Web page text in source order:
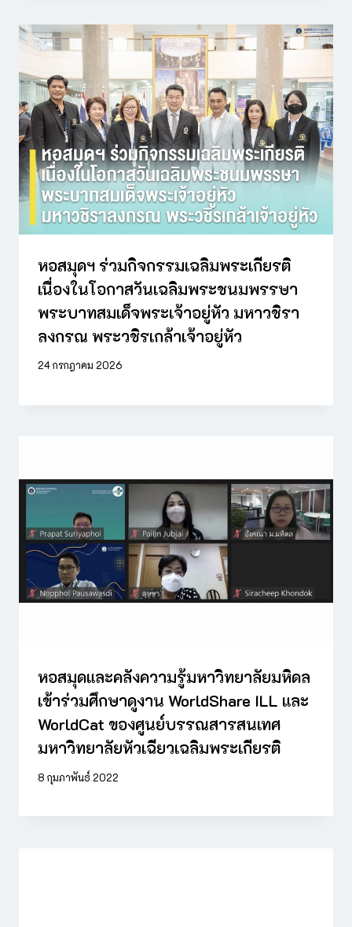
หอสมุดฯ ร่วมกิจกรรมเฉลิมพระเกียรติ
เนื่องในโอกาสวันเฉลิมพระชนมพรรษา
พระบาทสมเด็จพระเจ้าอยู่หัว มหาวชิรา
ลงกรณ พระวชิรเกล้าเจ้าอยู่หัว
24 กรกฎาคม 2026
หอสมุดและคลังความรู้มหาวิทยาลัยมหิดล
เข้าร่วมศึกษาดูงาน WorldShare ILL และ
WorldCat ของศูนย์บรรณสารสนเทศ
มหาวิทยาลัยหัวเฉียวเฉลิมพระเกียรติ
8 กุมภาพันธ์ 2022